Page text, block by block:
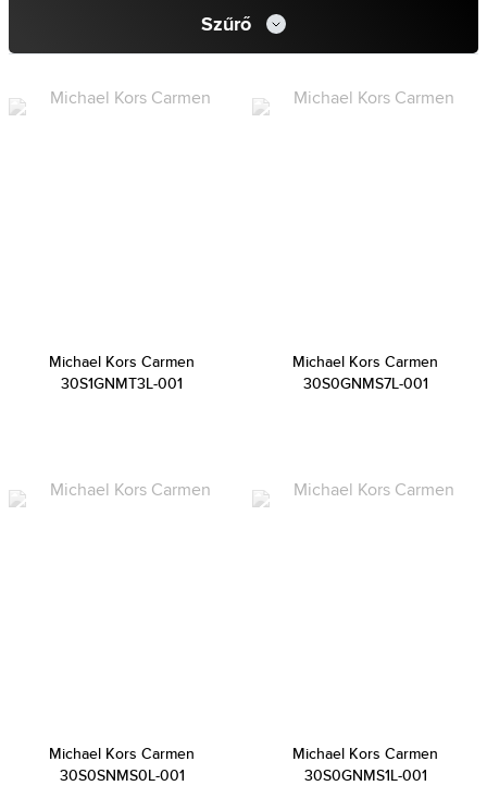
Szűrő
Michael Kors Carmen
30S1GNMT3L-001
Michael Kors Carmen
30S0GNMS7L-001
Michael Kors Carmen
30S0SNMS0L-001
Michael Kors Carmen
30S0GNMS1L-001